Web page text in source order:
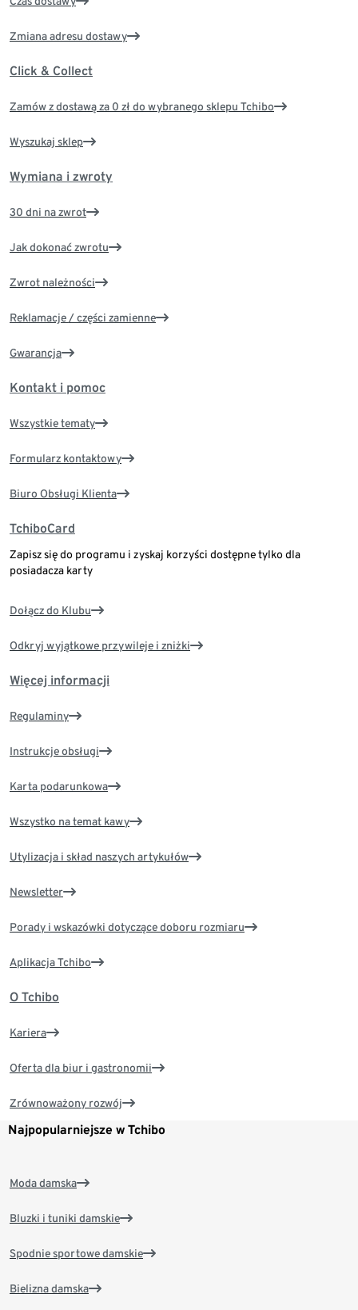
Zmiana adresu dostawy
Click & Collect
Zamów z dostawą za 0 zł do wybranego sklepu Tchibo
Wyszukaj sklep
Wymiana i zwroty
30 dni na zwrot
Jak dokonać zwrotu
Zwrot należności
Reklamacje / części zamienne
Gwarancja
Kontakt i pomoc
Wszystkie tematy
Formularz kontaktowy
Biuro Obsługi Klienta
TchiboCard
Zapisz się do programu i zyskaj korzyści dostępne tylko dla
posiadacza karty
Dołącz do Klubu
Odkryj wyjątkowe przywileje i zniżki
Więcej informacji
Regulaminy
Instrukcje obsługi
Karta podarunkowa
Wszystko na temat kawy
Utylizacja i skład naszych artykułów
Newsletter
Porady i wskazówki dotyczące doboru rozmiaru
Aplikacja Tchibo
O Tchibo
Kariera
Oferta dla biur i gastronomii
Zrównoważony rozwój
Najpopularniejsze w Tchibo
Moda damska
Bluzki i tuniki damskie
Spodnie sportowe damskie
Bielizna damska